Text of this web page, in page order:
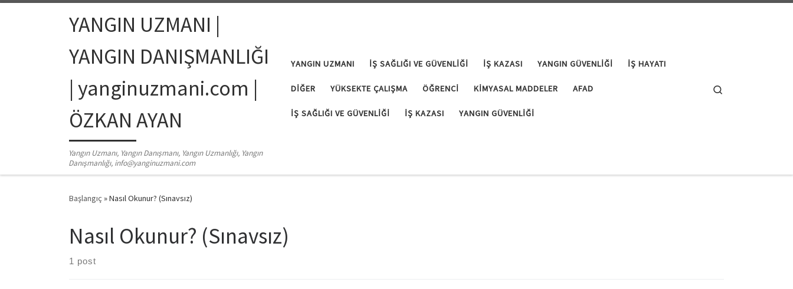
Skip to contentYANGIN UZMANI |
YANGIN DANIŞMANLIĞI
| yanginuzmani.com |
ÖZKAN AYAN
Yangın Uzmanı, Yangın Danışmanı, Yangın Uzmanlığı, Yangın
Danışmanlığı, info@yanginuzmani.com
YANGIN UZMANI İŞ SAĞLIĞI VE GÜVENLIĞI İŞ KAZASI YANGIN GÜVENLIĞI İŞ HAYATI
DIĞER YÜKSEKTE ÇALIŞMA ÖĞRENCI KIMYASAL MADDELER AFAD
İŞ SAĞLIĞI VE GÜVENLIĞI İŞ KAZASI YANGIN GÜVENLIĞI
Başlangıç »Nasıl Okunur? (Sınavsız)
Nasıl Okunur? (Sınavsız)
1 post